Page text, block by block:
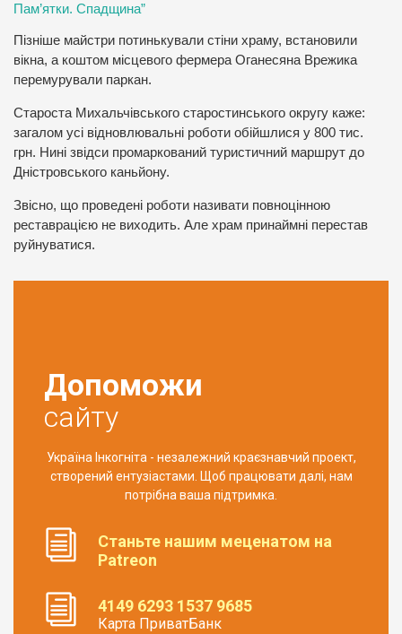
Пам’ятки. Спадщина”
Пізніше майстри потинькували стіни храму, встановили
вікна, а коштом місцевого фермера Оганесяна Врежика
перемурували паркан.
Староста Михальчівського старостинського округу каже:
загалом усі відновлювальні роботи обійшлися у 800 тис.
грн. Нині звідси промаркований туристичний маршрут до
Дністровського каньйону.
Звісно, що проведені роботи називати повноцінною
реставрацією не виходить. Але храм принаймні перестав
руйнуватися.
Допоможи
сайту
Україна Інкогніта - незалежний краєзнавчий проект,
створений ентузіастами. Щоб працювати далі, нам
потрібна ваша підтримка.
Станьте нашим меценатом на
Patreon
4149 6293 1537 9685
Карта ПриватБанк